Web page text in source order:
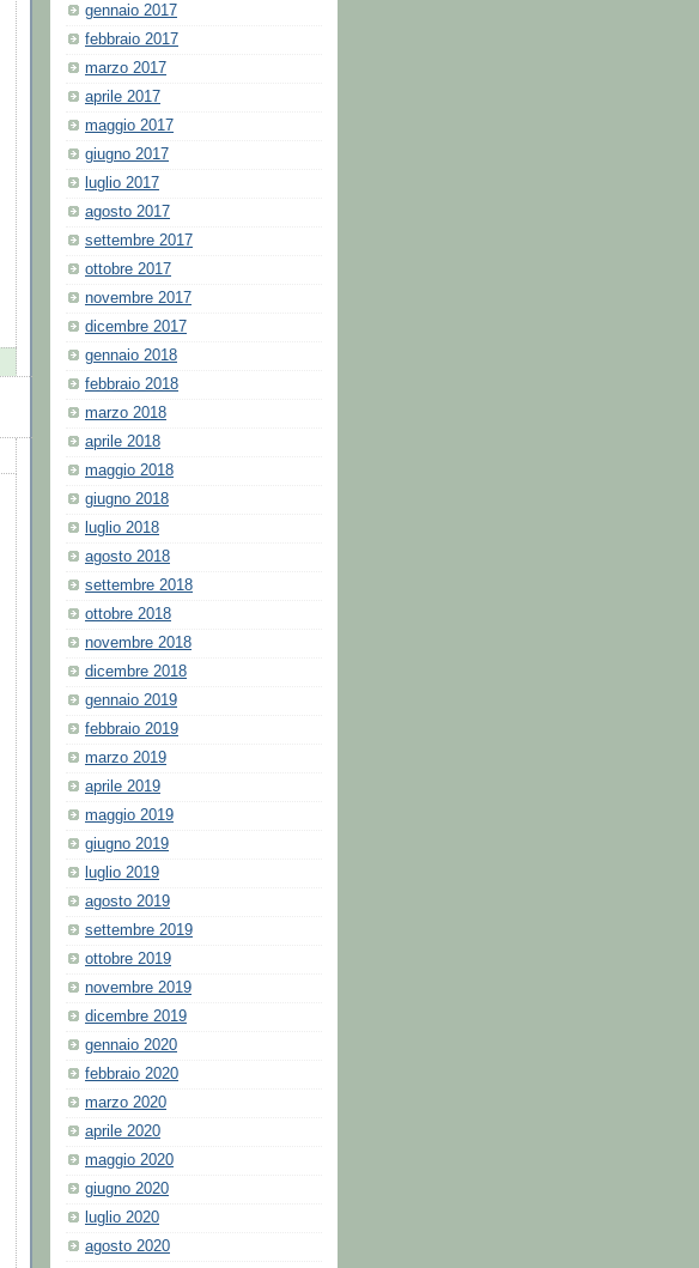
gennaio 2017
febbraio 2017
marzo 2017
aprile 2017
maggio 2017
giugno 2017
luglio 2017
agosto 2017
settembre 2017
ottobre 2017
novembre 2017
dicembre 2017
gennaio 2018
febbraio 2018
marzo 2018
aprile 2018
maggio 2018
giugno 2018
luglio 2018
agosto 2018
settembre 2018
ottobre 2018
novembre 2018
dicembre 2018
gennaio 2019
febbraio 2019
marzo 2019
aprile 2019
maggio 2019
giugno 2019
luglio 2019
agosto 2019
settembre 2019
ottobre 2019
novembre 2019
dicembre 2019
gennaio 2020
febbraio 2020
marzo 2020
aprile 2020
maggio 2020
giugno 2020
luglio 2020
agosto 2020